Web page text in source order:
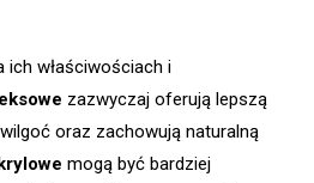
ich właściwościach i
zazwyczaj oferują lepszą
oraz zachowują naturalną
mogą być bardziej